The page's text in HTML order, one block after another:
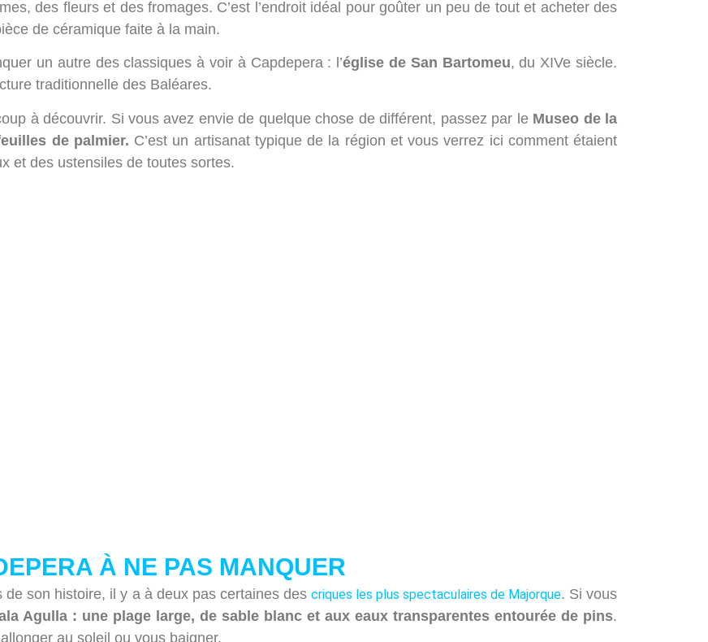
des fleurs et des fromages. C’est l’endroit idéal pour goûter un peu de tout et acheter des
de céramique faite à la main.
un autre des classiques à voir à Capdepera : l’église de San Bartomeu, du XIVe siècle.
traditionnelle des Baléares.
à découvrir. Si vous avez envie de quelque chose de différent, passez par le Museo de la
de palmier. C’est un artisanat typique de la région et vous verrez ici comment étaient
et des ustensiles de toutes sortes.
À NE PAS MANQUER
de son histoire, il y a à deux pas certaines des criques les plus spectaculaires de Majorque. Si vous
Agulla : une plage large, de sable blanc et aux eaux transparentes entourée de pins.
au soleil ou vous baigner.